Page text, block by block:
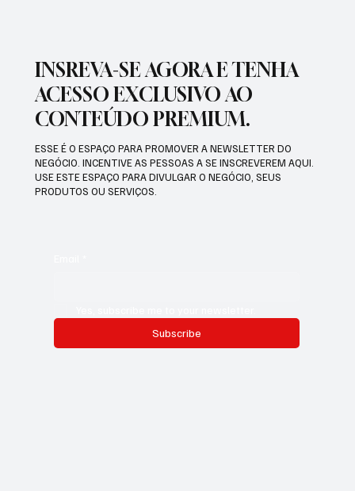
INSREVA-SE AGORA E TENHA
ACESSO EXCLUSIVO AO
CONTEÚDO PREMIUM.
ESSE É O ESPAÇO PARA PROMOVER A NEWSLETTER DO
NEGÓCIO. INCENTIVE AS PESSOAS A SE INSCREVEREM AQUI.
USE ESTE ESPAÇO PARA DIVULGAR O NEGÓCIO, SEUS
PRODUTOS OU SERVIÇOS.
Subscribe